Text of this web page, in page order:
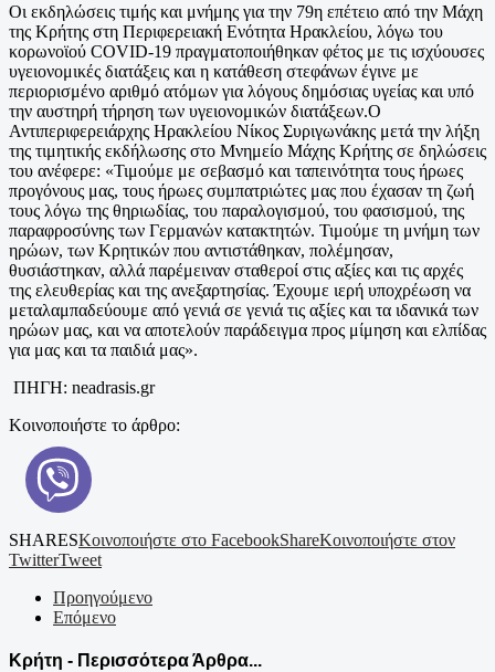
Οι εκδηλώσεις τιμής και μνήμης για την 79η επέτειο από την Μάχη
της Κρήτης στη Περιφερειακή Ενότητα Ηρακλείου, λόγω του
κορωνοϊού COVID-19 πραγματοποιήθηκαν φέτος με τις ισχύουσες
υγειονομικές διατάξεις και η κατάθεση στεφάνων έγινε με
περιορισμένο αριθμό ατόμων για λόγους δημόσιας υγείας και υπό
την αυστηρή τήρηση των υγειονομικών διατάξεων.Ο
Αντιπεριφερειάρχης Ηρακλείου Νίκος Συριγωνάκης μετά την λήξη
της τιμητικής εκδήλωσης στο Μνημείο Μάχης Κρήτης σε δηλώσεις
του ανέφερε: «Τιμούμε με σεβασμό και ταπεινότητα τους ήρωες
προγόνους μας, τους ήρωες συμπατριώτες μας που έχασαν τη ζωή
τους λόγω της θηριωδίας, του παραλογισμού, του φασισμού, της
παραφροσύνης των Γερμανών κατακτητών. Τιμούμε τη μνήμη των
ηρώων, των Κρητικών που αντιστάθηκαν, πολέμησαν,
θυσιάστηκαν, αλλά παρέμειναν σταθεροί στις αξίες και τις αρχές
της ελευθερίας και της ανεξαρτησίας. Έχουμε ιερή υποχρέωση να
μεταλαμπαδεύουμε από γενιά σε γενιά τις αξίες και τα ιδανικά των
ηρώων μας, και να αποτελούν παράδειγμα προς μίμηση και ελπίδας
για μας και τα παιδιά μας».
ΠΗΓΗ: neadrasis.gr
Κοινοποιήστε το άρθρο:
SHARESΚοινοποιήστε στο FacebookShareΚοινοποιήστε στον
TwitterTweet
Προηγούμενο
Επόμενο
Κρήτη - Περισσότερα Άρθρα...